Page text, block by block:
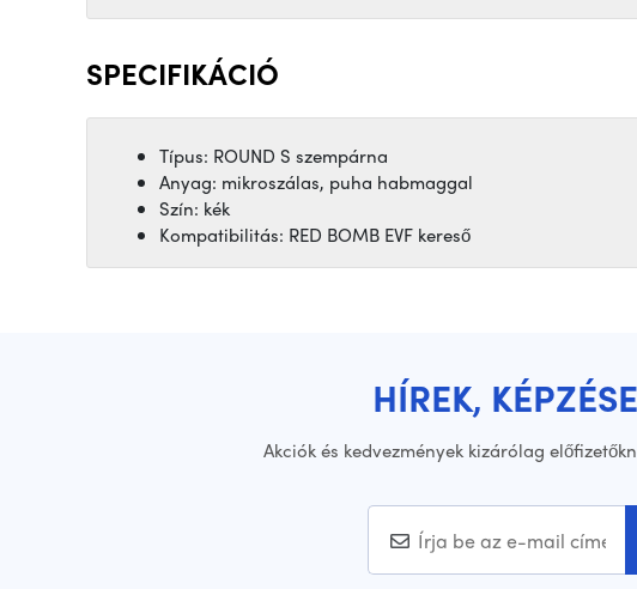
SPECIFIKÁCIÓ
Típus: ROUND S szempárna
Anyag: mikroszálas, puha habmaggal
Szín: kék
Kompatibilitás: RED BOMB EVF kereső
HÍREK,
Akciók és kedvezmények kizárólag